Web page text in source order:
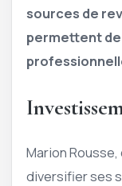
sources de
permettent
Marion
diversifier ses